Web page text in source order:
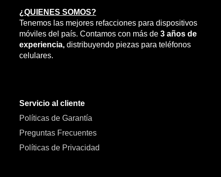
¿QUIENES SOMOS?
Tenemos las mejores refacciones para dispositivos
móviles del país. Contamos con más de 3 años de
experiencia, distribuyendo piezas para teléfonos
celulares.
Servicio al cliente
Políticas de Garantía
Preguntas Frecuentes
Políticas de Privacidad